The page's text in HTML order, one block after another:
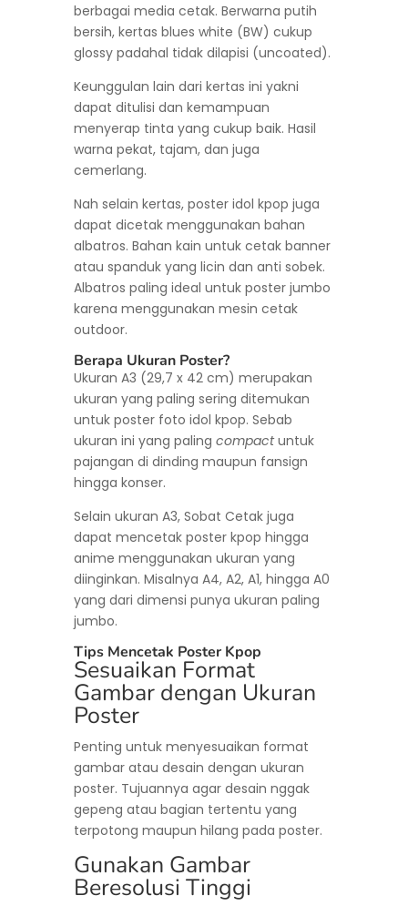
berbagai media cetak. Berwarna putih
bersih, kertas blues white (BW) cukup
glossy padahal tidak dilapisi (uncoated).
Keunggulan lain dari kertas ini yakni
dapat ditulisi dan kemampuan
menyerap tinta yang cukup baik. Hasil
warna pekat, tajam, dan juga
cemerlang.
Nah selain kertas, poster idol kpop juga
dapat dicetak menggunakan bahan
albatros. Bahan kain untuk cetak banner
atau spanduk yang licin dan anti sobek.
Albatros paling ideal untuk poster jumbo
karena menggunakan mesin cetak
outdoor.
Berapa Ukuran Poster?
Ukuran A3 (29,7 x 42 cm) merupakan
ukuran yang paling sering ditemukan
untuk poster foto idol kpop. Sebab
ukuran ini yang paling compactuntuk
pajangan di dinding maupun fansign
hingga konser.
Selain ukuran A3, Sobat Cetak juga
dapat mencetak poster kpop hingga
anime menggunakan ukuran yang
diinginkan. Misalnya A4, A2, A1, hingga A0
yang dari dimensi punya ukuran paling
jumbo.
Tips Mencetak Poster Kpop
Sesuaikan Format
Gambar dengan Ukuran
Poster
Penting untuk menyesuaikan format
gambar atau desain dengan ukuran
poster. Tujuannya agar desain nggak
gepeng atau bagian tertentu yang
terpotong maupun hilang pada poster.
Gunakan Gambar
Beresolusi Tinggi